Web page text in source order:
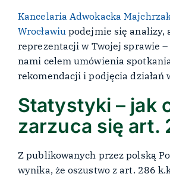
Kancelaria Adwokacka
Wrocławiu podejmie się analizy,
reprezentacji w Twojej sprawie
nami celem umówienia
rekomendacji i podjęcia działań
Statystyki – jak
zarzuca się art.
Z publikowanych przez polską
wynika, że oszustwo z art. 286